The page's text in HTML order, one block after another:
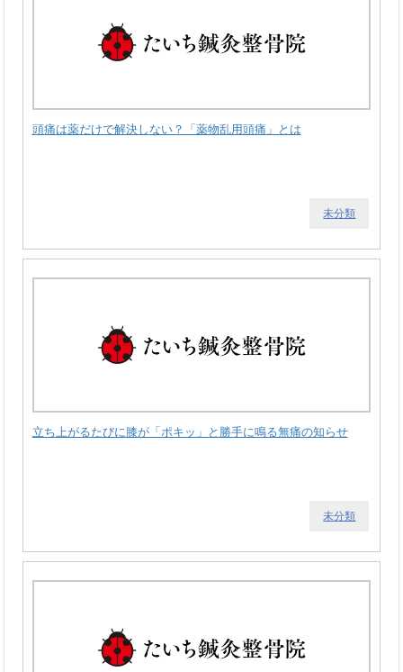
頭痛は薬だけで解決しない？「薬物乱用頭痛」とは
未分類
立ち上がるたびに膝が「ポキッ」と勝手に鳴る無痛の知らせ
未分類